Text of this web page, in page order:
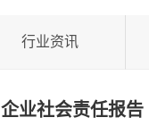
行业资讯
企业社会责任报告